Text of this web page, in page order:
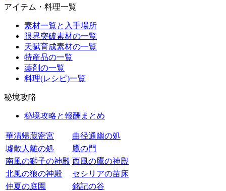
アイテム・料理一覧
素材一覧と入手場所
限界突破素材の一覧
天賦育成素材の一覧
特産品の一覧
薬剤の一覧
料理(レシピ)一覧
秘境攻略
秘境攻略と報酬まとめ
華清帰蔵密宮
曲径通幽の処
墟散人離の処
鷹の門
南風の獅子の神殿 西風の鷹の神殿
北風の狼の神殿
セシリアの苗床
仲夏の庭園
銘記の谷